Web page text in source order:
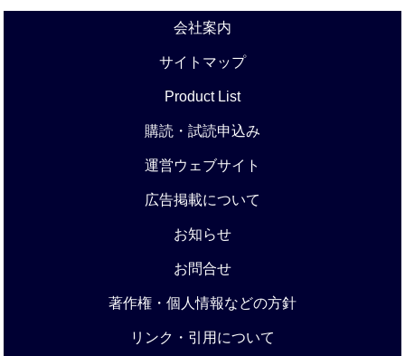
会社案内
サイトマップ
Product List
購読・試読申込み
運営ウェブサイト
広告掲載について
お知らせ
お問合せ
著作権・個人情報などの方針
リンク・引用について